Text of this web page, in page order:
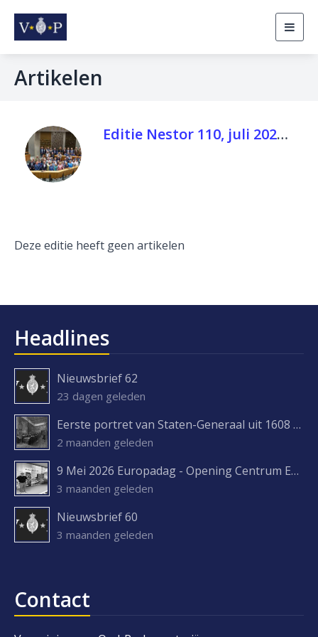
Artikelen
Editie Nestor 110, juli 2022.pdf
Deze editie heeft geen artikelen
Headlines
Nieuwsbrief 62
23 dagen geleden
Eerste portret van Staten-Generaal uit 1608 ontdekt
2 maanden geleden
9 Mei 2026 Europadag - Opening Centrum Europa Experience
3 maanden geleden
Nieuwsbrief 60
3 maanden geleden
Contact